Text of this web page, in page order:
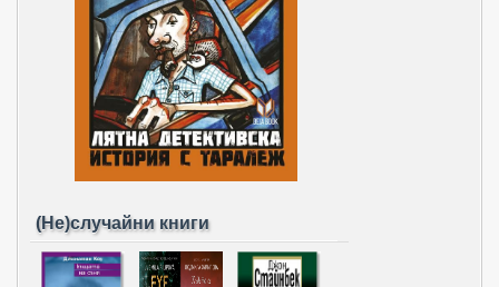
(Не)случайни книги